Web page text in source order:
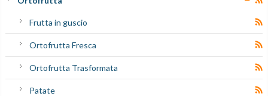
Frutta in guscio
Ortofrutta Fresca
Ortofrutta Trasformata
Patate